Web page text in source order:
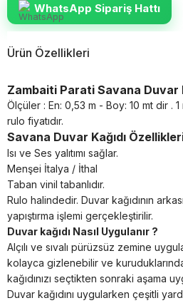
WhatsApp Sipariş Hattı
Ürün Özellikleri
Zambaiti Parati Savana Duvar
Ölçüler : En: 0,53 m - Boy: 10 mt dir . 1
rulo fiyatıdır.
Savana Duvar Kağıdı
Isı ve Ses yalıtımı sağlar.
Menşei İtalya / İthal
Taban vinil tabanlıdır.
Rulo halindedir. Duvar kağıdının
yapıştırma işlemi gerçekleştirilir.
Duvar kağıdı Nasıl Uygulanır ?
Alçılı ve sıvalı pürüzsüz zemine
kolayca gizlenebilir ve
kağıdınızı seçtikten sonraki aşama
Duvar kağıdını uygularken çeşitli